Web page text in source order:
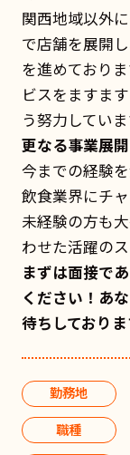
関西地域以外
で店舗を展開
を進めており
ビスをますま
う努力していま
更なる事業展
今までの経験
飲食業界にチ
未経験の方も
わせた活躍の
まずは面接で
ください！あ
待ちしておりま
勤務地
職種